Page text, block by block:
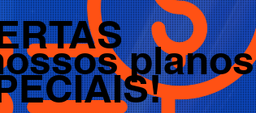
planos